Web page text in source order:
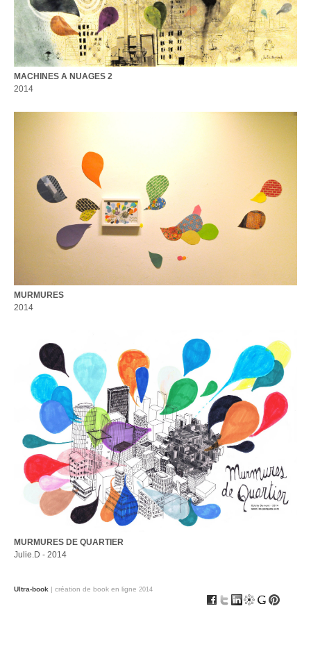
MACHINES A NUAGES 2
2014
MURMURES
2014
MURMURES DE QUARTIER
Julie.D - 2014
Ultra-book | création de book en ligne 2014